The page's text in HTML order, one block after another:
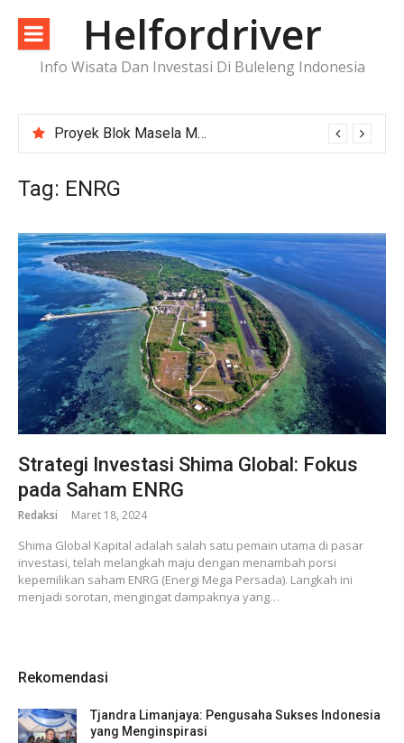
konten
Helfordriver
Info Wisata Dan Investasi Di Buleleng Indonesia
Proyek Blok Masela Makin Dekat ke FID, Investasi Raksasa Siap Menggerakkan Industri Energi
Tag: ENRG
Strategi Investasi Shima Global: Fokus
pada Saham ENRG
Redaksi Maret 18, 2024
Shima Global Kapital adalah salah satu pemain utama di pasar
investasi, telah melangkah maju dengan menambah porsi
kepemilikan saham ENRG (Energi Mega Persada). Langkah ini
menjadi sorotan, mengingat dampaknya yang…
Rekomendasi
Tjandra Limanjaya: Pengusaha Sukses Indonesia
yang Menginspirasi